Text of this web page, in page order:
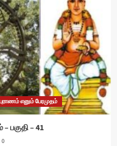
எனும் பேரமுதம்
பகுதி – 41
0